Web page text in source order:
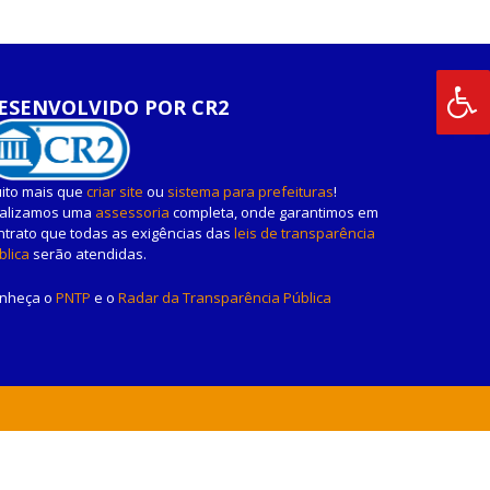
POR CR2
mais que criar site ou sistema para prefeituras!
uma assessoria completa, onde garantimos em
que todas as exigências das leis de transparência
serão atendidas.
o PNTP e o Radar da Transparência Pública